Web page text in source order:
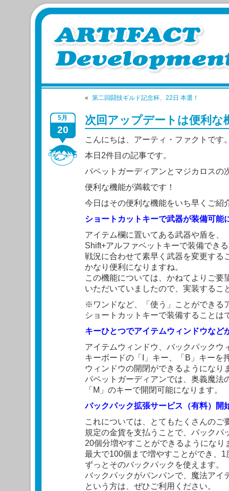
« 第二回闘技ギルド記念杯、22日 本選！
5月
20
次回アップデートは便利な
こんにちは、アーティ・ファクトです
本日2件目の記事です。
パペットガーディアンとマジカロスの
便利な機能が満載です！
今日はその便利な機能をいち早くご紹
ショートカットキーで武器が装備可能
アイテム欄に置いてある武器や盾を、
Shift+アルファベットキーで装備でき
戦況に合わせて素早く武器を変更する
かなり便利になりますね。
この機能については、かねてよりご要
いただいていましたので、実装するこ
※ワンドなど、「使う」ことができる
ショートカットキーで装備することは
キーひとつでアイテムウィンドウなど
アイテムウィンドウ、バックパックウ
キーボードの「I」キー、「B」キーを
ウィンドウの開閉ができるようになり
パペットガーディアンでは、奥義魔法
「M」のキーで開閉可能になります。
バックパック拡張サービス（有料）開
これについては、とてもたくさんのご
規定の金貨を支払うことで、バックパ
20個分増やすことができるようになり
最大で100個まで増やすことができ、1
ずっとそのバックパックを使えます。
バックパックがパンパンで、魔法アイ
という方は、ぜひご利用ください。